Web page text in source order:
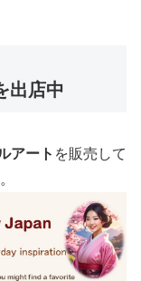
出店中
アート を販売して